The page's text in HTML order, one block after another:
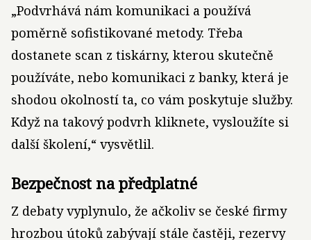
„Podvrhává nám komunikaci a používá
poměrně sofistikované metody. Třeba
dostanete scan z tiskárny, kterou skutečně
používáte, nebo komunikaci z banky, která je
shodou okolností ta, co vám poskytuje služby.
Když na takový podvrh kliknete, vysloužíte si
další školení,“ vysvětlil.
Bezpečnost na předplatné
Z debaty vyplynulo, že ačkoliv se české firmy
hrozbou útoků zabývají stále častěji, rezervy